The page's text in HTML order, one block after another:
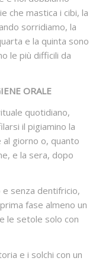
che mastica i cibi, la
sorridiamo, la
e la quinta sono
le più difficili da
ORALE
quotidiano,
il pigiamino la
giorno o, quanto
e la sera, dopo
senza dentifricio,
fase almeno un
le setole solo con
e i solchi con un